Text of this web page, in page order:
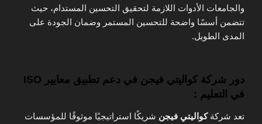
والجامعات الأدوات اللازمة لتحقيق التحسين المستدام، حيث
تتضمن أسسًا واضحة للتحسين المستمر وضمان الجودة على
المدى الطويل.
دور شركة كواليتي فيجن في دعم تطبيق معايير ISO
في التعليم :
تعد شركةكواليتي فيجن شريكًا استراتيجيًا موثوقًا للمؤسسات